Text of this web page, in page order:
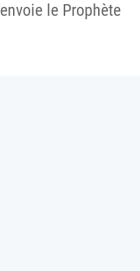
le Prophète